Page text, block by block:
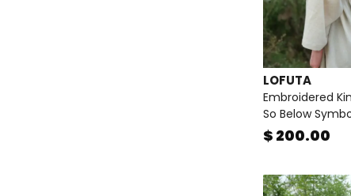
LOFUTA
Embroidered
So Below
$ 200.00